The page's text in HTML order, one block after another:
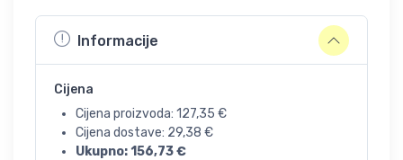
Informacije
Cijena
Cijena proizvoda: 127,35 €
Cijena dostave: 29,38 €
Ukupno:156,73€